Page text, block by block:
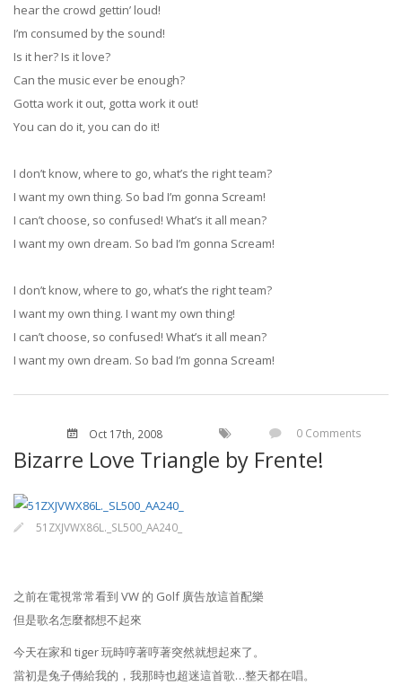
hear the crowd gettin’ loud!
I’m consumed by the sound!
Is it her? Is it love?
Can the music ever be enough?
Gotta work it out, gotta work it out!
You can do it, you can do it!
I don’t know, where to go, what’s the right team?
I want my own thing. So bad I’m gonna Scream!
I can’t choose, so confused! What’s it all mean?
I want my own dream. So bad I’m gonna Scream!
I don’t know, where to go, what’s the right team?
I want my own thing. I want my own thing!
I can’t choose, so confused! What’s it all mean?
I want my own dream. So bad I’m gonna Scream!
Oct 17th , 2008 0 Comments
Bizarre Love Triangle by Frente!
51ZXJVWX86L._SL500_AA240_
之前在電視常常看到 VW 的 Golf 廣告放這首配樂
但是歌名怎麼都想不起來
今天在家和 tiger 玩時哼著哼著突然就想起來了。
當初是兔子傳給我的，我那時也超迷這首歌…整天都在唱。